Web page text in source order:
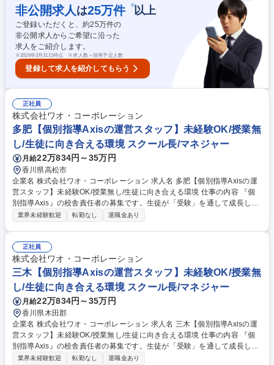
学習進度管理等。 ・対保護者：生徒さんの教育相談、学習プランの提案
等。 ・経営：集客(イベント企画等)、近隣競合のリサーチ、講師の採用・
育成等。 ◎まずは基幹校舎で先輩社員からOJTで学んでいただきます。半
年～1年後に校舎の責任者となっていただくようアシストします。 募集職
種 国分寺【個別指導Axisの運営スタッフ】未経験OK/授業無し/生徒に向き
合える環境
非公開求人 は25万件 ※以上
ご登録いただくと、約25万件の
非公開求人からご希望に沿った
求人をご紹介します。
※2026年3月31日時点 ※求人数＝採用予定人数
登録して求人を紹介してもらう
正社員
株式会社ワオ・コーポレーション
多肥【個別指導Axisの運営スタッフ】未経験OK/授業無
し/生徒に向き合える環境 スクール長/マネジャー
月給22万834円～35万円
香川県高松市
企業名 株式会社ワオ・コーポレーション 求人名 多肥【個別指導Axisの運
営スタッフ】未経験OK/授業無し/生徒に向き合える環境 仕事の内容 『個
別指導Axis』の校舎責任者の募集です。生徒が「受験」を通して成長して
いく場（教室）の経営をお任せします。一人一人に向き合い、生徒の成長
習進度管理等。 ・対保護者：生徒さんの教育相談、学習プランの提案等。
・経営：集客(イベント企画等)、近隣競合のリサーチ、講師の採用・育成
等。 ◎まずは基幹校舎で先輩社員からOJTで学んでいただきます。半年～
1年後に校舎の責任者となっていただくようアシストします。 募集職種 多
肥【個別指導Axisの運営スタッフ】未経験OK/授業無し/生徒に向き合える
環境
業界未経験歓迎 転勤なし 退職金あり
正社員
株式会社ワオ・コーポレーション
三木【個別指導Axisの運営スタッフ】未経験OK/授業無
し/生徒に向き合える環境 スクール長/マネジャー
月給22万834円～35万円
香川県木田郡
企業名 株式会社ワオ・コーポレーション 求人名 三木【個別指導Axisの運
営スタッフ】未経験OK/授業無し/生徒に向き合える環境 仕事の内容 『個
別指導Axis』の校舎責任者の募集です。生徒が「受験」を通して成長して
いく場（教室）の経営をお任せします。一人一人に向き合い、生徒の成長
業界未経験歓迎 転勤なし 退職金あり